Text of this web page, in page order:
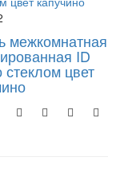
межкомнатная
ID
стеклом цвет